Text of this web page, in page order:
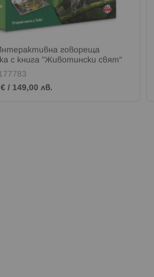
говореща
с книга "Животински свят"
/ 149,00 лв.